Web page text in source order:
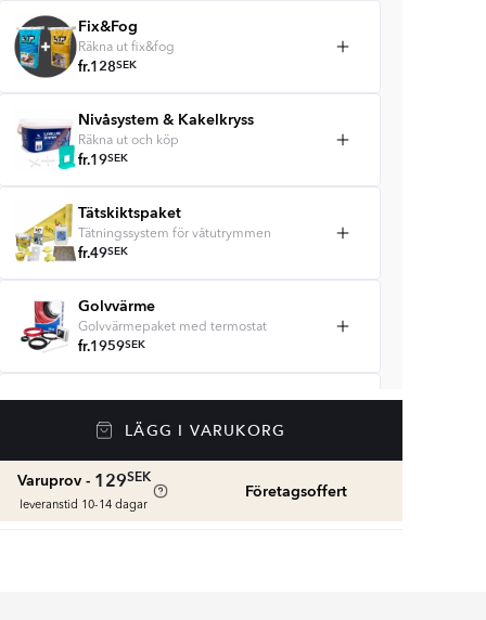
Fix&Fog
Räkna ut fix&fog
fr.128SEK
Nivåsystem & Kakelkryss
Räkna ut och köp
fr.19SEK
Tätskiktspaket
Tätningssystem för våtutrymmen
fr.49SEK
Golvvärme
Golvvärmepaket med termostat
fr.1959SEK
Våtrumssilikon
Se färger och beräkna rätt mängd
våtrumssilikon
fr.99
Rengöring & Underhåll
LÄGG I VARUKORG
Varuprov - 129SEK
leveranstid 10-14 dagar
Företagsoffert